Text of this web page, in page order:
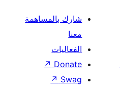
شارك بالمساهمة
معنا
الفعاليات
Donate
↗
Swag
↗